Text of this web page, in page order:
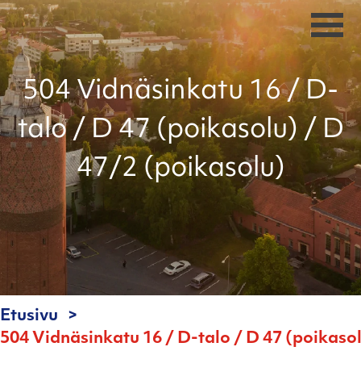
504 Vidnäsinkatu 16 / D-
talo / D 47 (poikasolu) / D
47/2 (poikasolu)
Etusivu
504 Vidnäsinkatu 16 / D-talo / D 47